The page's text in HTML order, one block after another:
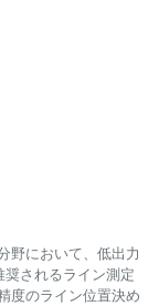
野において、低出力
されるライン測定
度のライン位置決め